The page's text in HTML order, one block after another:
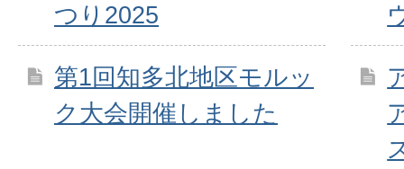
つり2025
第1回知多北地区モルッ
ク大会開催しました